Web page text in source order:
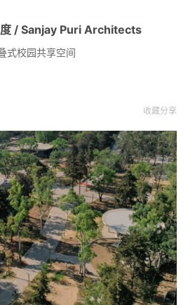
度 / Sanjay Puri Architects
式校园共享空间
收藏分享